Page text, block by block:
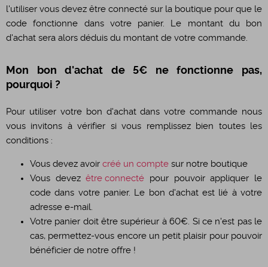
l'utiliser vous devez être connecté sur la boutique pour que le
code fonctionne dans votre panier. Le montant du bon
d'achat sera alors déduis du montant de votre commande.
Mon bon d'achat de 5€ ne fonctionne pas,
pourquoi ?
Pour utiliser votre bon d'achat dans votre commande nous
vous invitons à vérifier si vous remplissez bien toutes les
conditions :
Vous devez avoir créé un compte sur notre boutique
Vous devezêtre connecté pour pouvoir appliquer le
code dans votre panier. Le bon d'achat est lié à votre
adresse e-mail.
Votre panier doit être supérieur à 60€. Si ce n'est pas le
cas, permettez-vous encore un petit plaisir pour pouvoir
bénéficier de notre offre !